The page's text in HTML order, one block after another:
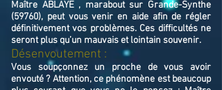
Maître ABLAYE , marabout sur Grande-Synthe
(59760), peut vous venir en aide afin de régler
définitivement vos problèmes. Ces difficultés ne
seront plus qu’un mauvais et lointain souvenir.
Désenvoutement :
Vous soupçonnez un proche de vous avoir
envouté ? Attention, ce phénomène est beaucoup